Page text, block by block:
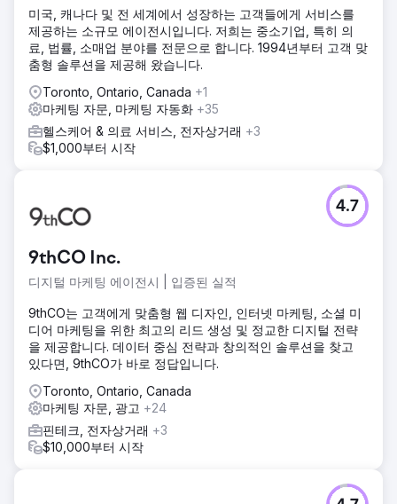
미국, 캐나다 및 전 세계에서 성장하는 고객들에게 서비스를
제공하는 소규모 에이전시입니다. 저희는 중소기업, 특히 의
료, 법률, 소매업 분야를 전문으로 합니다. 1994년부터 고객 맞
춤형 솔루션을 제공해 왔습니다.
Toronto, Ontario, Canada +1
마케팅 자문, 마케팅 자동화 +35
헬스케어 & 의료 서비스, 전자상거래 +3
$1,000부터 시작
9thCO Inc.
디지털 마케팅 에이전시 | 입증된 실적
4.7
9thCO는 고객에게 맞춤형 웹 디자인, 인터넷 마케팅, 소셜 미
디어 마케팅을 위한 최고의 리드 생성 및 정교한 디지털 전략
을 제공합니다. 데이터 중심 전략과 창의적인 솔루션을 찾고
있다면, 9thCO가 바로 정답입니다.
Toronto, Ontario, Canada
마케팅 자문, 광고 +24
핀테크, 전자상거래 +3
$10,000부터 시작